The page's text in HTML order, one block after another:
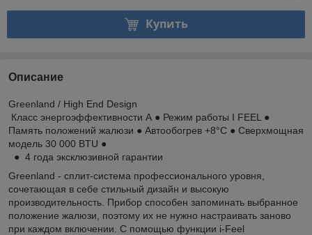
Купить
Описание
Greenland / High End Design
Класс энергоэффективности А ● Режим работы I FEEL ●
Память положений жалюзи ● Автообогрев +8°С ● Сверхмощная
модель 30 000 BTU ●
● 4 года эксклюзивной гарантии
Greenland - сплит-система профессионального уровня,
сочетающая в себе стильный дизайн и высокую
производительность. Прибор способен запоминать выбранное
положение жалюзи, поэтому их не нужно настраивать заново
при каждом включении. С помощью функции i-Feel